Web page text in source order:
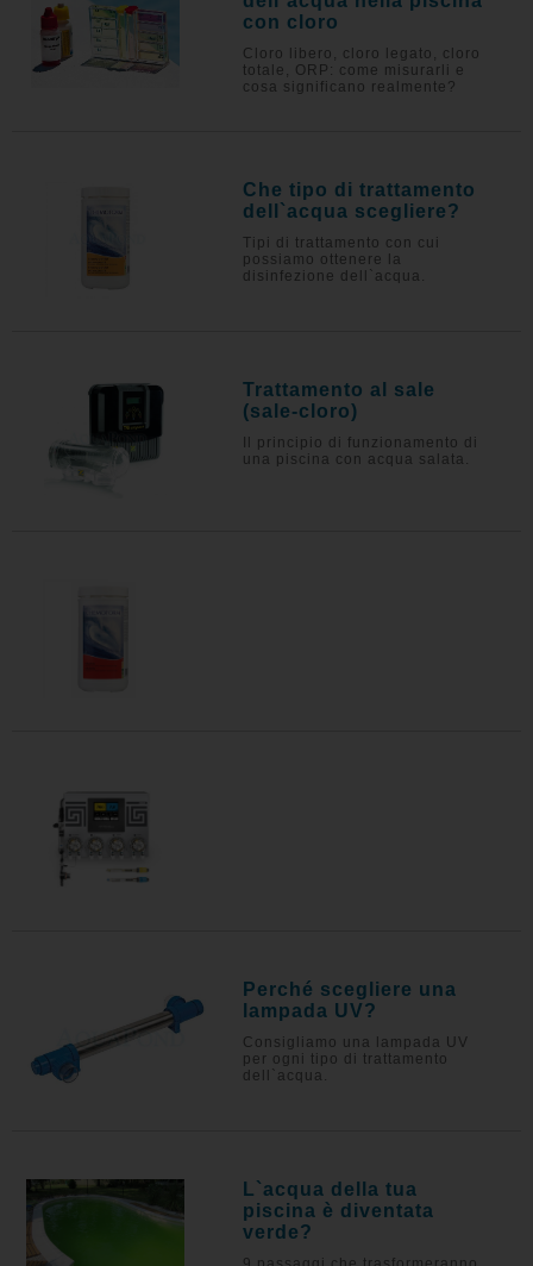
con cloro
Cloro libero, cloro legato, cloro
totale, ORP: come misurarli e
cosa significano realmente?
Che tipo di trattamento
dell`acqua scegliere?
Tipi di trattamento con cui
possiamo ottenere la
disinfezione dell`acqua.
Trattamento al sale
(sale-cloro)
Il principio di funzionamento di
una piscina con acqua salata.
Perché scegliere una
lampada UV?
Consigliamo una lampada UV
per ogni tipo di trattamento
dell`acqua.
L`acqua della tua
piscina è diventata
verde?